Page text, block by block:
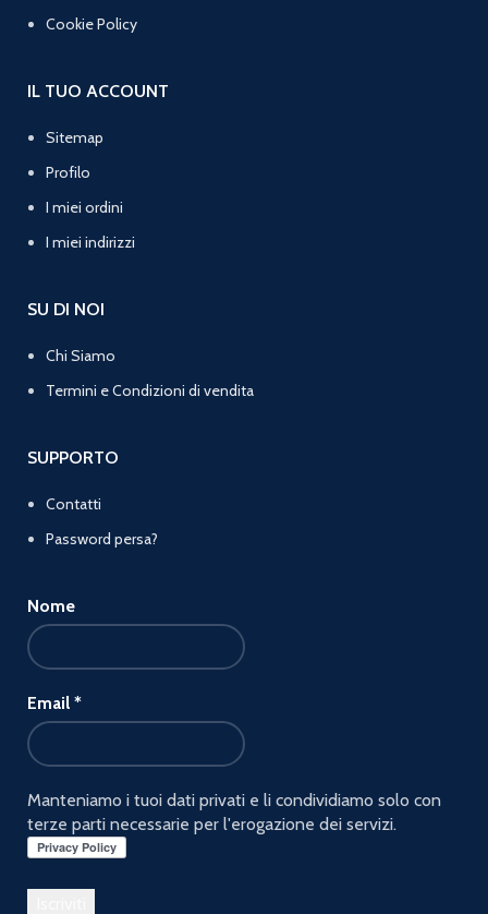
Cookie Policy
IL TUO ACCOUNT
Sitemap
Profilo
I miei ordini
I miei indirizzi
SU DI NOI
Chi Siamo
Termini e Condizioni di vendita
SUPPORTO
Contatti
Password persa?
Nome
Email *
Manteniamo i tuoi dati privati e li condividiamo solo con
terze parti necessarie per l'erogazione dei servizi.